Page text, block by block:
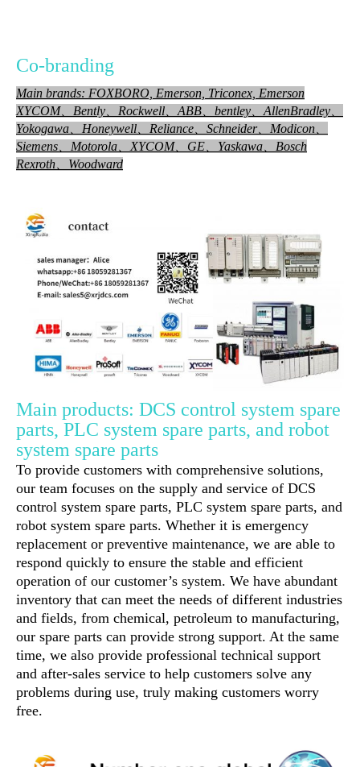
Co-branding
Main brands: FOXBORO, Emerson, Triconex, Emerson
XYCOM、Bently、Rockwell、ABB、bentley、AllenBradley、
Yokogawa、Honeywell、 Reliance、Schneider、Modicon、
Siemens、Motorola、XYCOM、GE、Yaskawa、Bosch
Rexroth、Woodward
Main products: DCS control system spare
parts, PLC system spare parts, and robot
system spare parts
To provide customers with comprehensive solutions,
our team focuses on the supply and service of DCS
control system spare parts, PLC system spare parts, and
robot system spare parts. Whether it is emergency
replacement or preventive maintenance, we are able to
respond quickly to ensure the stable and efficient
operation of our customer’s system. We have abundant
inventory that can meet the needs of different industries
and fields, from chemical, petroleum to manufacturing,
our spare parts can provide strong support. At the same
time, we also provide professional technical support
and after-sales service to help customers solve any
problems during use, truly making customers worry
free.